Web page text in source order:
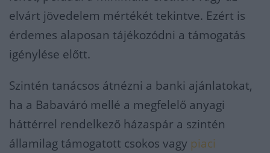
elvárt jövedelem mértékét tekintve. Ezért is
érdemes alaposan tájékozódni a támogatás
igénylése előtt.
Szintén tanácsos átnézni a banki ajánlatokat,
ha a Babaváró mellé a megfelelő anyagi
háttérrel rendelkező házaspár a szintén
államilag támogatott csokos vagy piaci